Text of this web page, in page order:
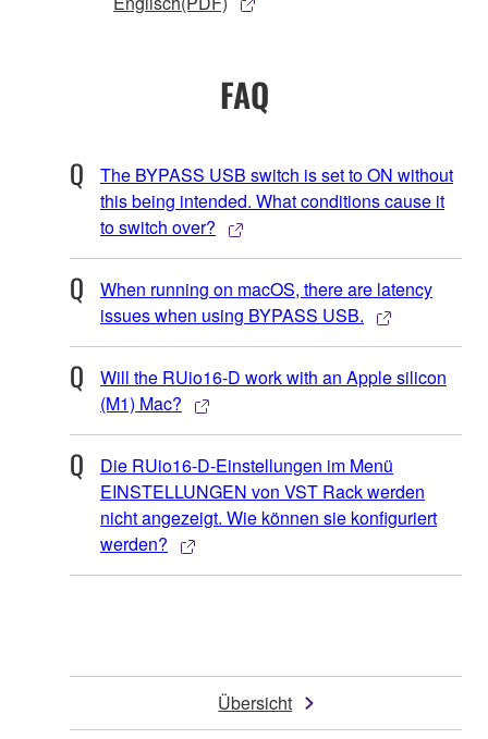
FAQ
The BYPASS USB switch is set to ON without
this being intended. What conditions cause it
to switch over?
When running on macOS, there are latency
issues when using BYPASS USB.
Will the RUio16-D work with an Apple silicon
(M1) Mac?
Die RUio16-D-Einstellungen im Menü
EINSTELLUNGEN von VST Rack werden
nicht angezeigt. Wie können sie konfiguriert
werden?
Übersicht